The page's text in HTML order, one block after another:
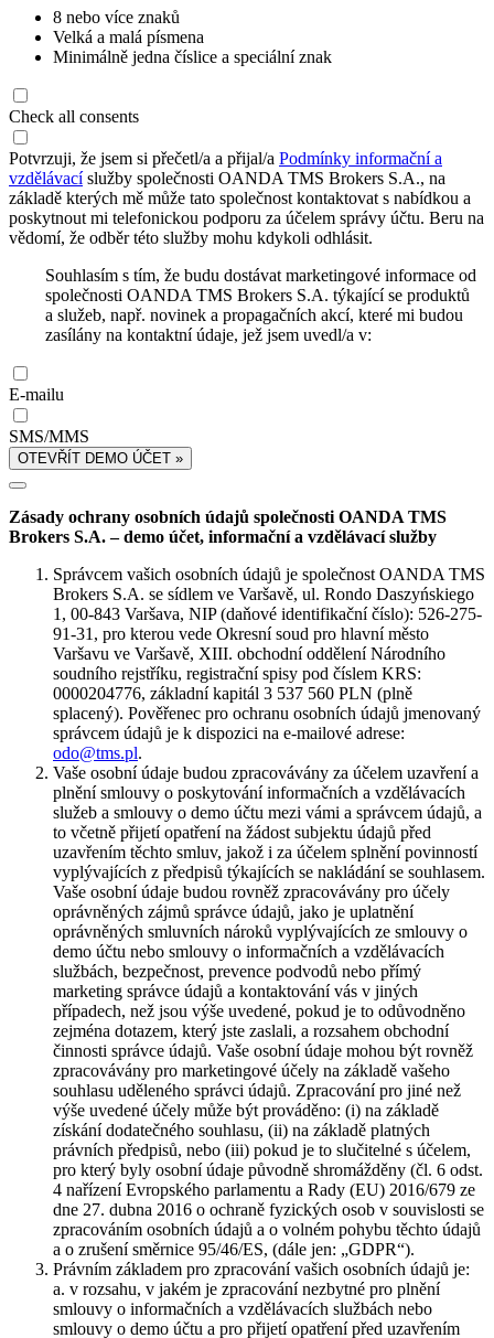
8 nebo více znaků
Velká a malá písmena
Minimálně jedna číslice a speciální znak
Check all consents
Potvrzuji, že jsem si přečetl/a a přijal/a Podmínky informační a
vzdělávacíslužby společnosti OANDA TMS Brokers S.A., na
základě kterých mě může tato společnost kontaktovat s nabídkou a
poskytnout mi telefonickou podporu za účelem správy účtu. Beru na
vědomí, že odběr této služby mohu kdykoli odhlásit.
Souhlasím s tím, že budu dostávat marketingové informace od
společnosti OANDA TMS Brokers S.A. týkající se produktů
a služeb, např. novinek a propagačních akcí, které mi budou
zasílány na kontaktní údaje, jež jsem uvedl/a v:
E-mailu
SMS/MMS
OTEVŘÍT DEMO ÚČET »
Zásady ochrany osobních údajů společnosti OANDA TMS
Brokers S.A. – demo účet, informační a vzdělávací služby
Správcem vašich osobních údajů je společnost OANDA TMS
Brokers S.A. se sídlem ve Varšavě, ul. Rondo Daszyńskiego
1, 00-843 Varšava, NIP (daňové identifikační číslo): 526-275-
91-31, pro kterou vede Okresní soud pro hlavní město
Varšavu ve Varšavě, XIII. obchodní oddělení Národního
soudního rejstříku, registrační spisy pod číslem KRS:
0000204776, základní kapitál 3 537 560 PLN (plně
splacený). Pověřenec pro ochranu osobních údajů jmenovaný
správcem údajů je k dispozici na e-mailové adrese:
odo@tms.pl.
Vaše osobní údaje budou zpracovávány za účelem uzavření a
plnění smlouvy o poskytování informačních a vzdělávacích
služeb a smlouvy o demo účtu mezi vámi a správcem údajů, a
to včetně přijetí opatření na žádost subjektu údajů před
uzavřením těchto smluv, jakož i za účelem splnění povinností
vyplývajících z předpisů týkajících se nakládání se souhlasem.
Vaše osobní údaje budou rovněž zpracovávány pro účely
oprávněných zájmů správce údajů, jako je uplatnění
oprávněných smluvních nároků vyplývajících ze smlouvy o
demo účtu nebo smlouvy o informačních a vzdělávacích
službách, bezpečnost, prevence podvodů nebo přímý
marketing správce údajů a kontaktování vás v jiných
případech, než jsou výše uvedené, pokud je to odůvodněno
zejména dotazem, který jste zaslali, a rozsahem obchodní
činnosti správce údajů. Vaše osobní údaje mohou být rovněž
zpracovávány pro marketingové účely na základě vašeho
souhlasu uděleného správci údajů. Zpracování pro jiné než
výše uvedené účely může být prováděno: (i) na základě
získání dodatečného souhlasu, (ii) na základě platných
právních předpisů, nebo (iii) pokud je to slučitelné s účelem,
pro který byly osobní údaje původně shromážděny (čl. 6 odst.
4 nařízení Evropského parlamentu a Rady (EU) 2016/679 ze
dne 27. dubna 2016 o ochraně fyzických osob v souvislosti se
zpracováním osobních údajů a o volném pohybu těchto údajů
a o zrušení směrnice 95/46/ES, (dále jen: „GDPR“).
Právním základem pro zpracování vašich osobních údajů je:
a. v rozsahu, v jakém je zpracování nezbytné pro plnění
smlouvy o informačních a vzdělávacích službách nebo
smlouvy o demo účtu a pro přijetí opatření před uzavřením